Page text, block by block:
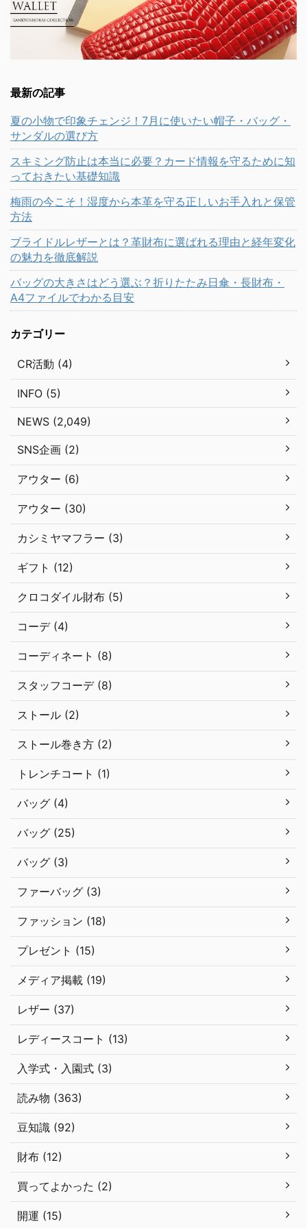
最新の記事
夏の小物で印象チェンジ！7月に使いたい帽子・バッグ・
サンダルの選び方
スキミング防止は本当に必要？カード情報を守るために知
っておきたい基礎知識
梅雨の今こそ！湿度から本革を守る正しいお手入れと保管
方法
ブライドルレザーとは？革財布に選ばれる理由と経年変化
の魅力を徹底解説
バッグの大きさはどう選ぶ？折りたたみ日傘・長財布・
A4ファイルでわかる目安
カテゴリー
CR活動 (4)
INFO (5)
NEWS (2,049)
SNS企画 (2)
アウター (6)
アウター (30)
カシミヤマフラー (3)
ギフト (12)
クロコダイル財布 (5)
コーデ (4)
コーディネート (8)
スタッフコーデ (8)
ストール (2)
ストール巻き方 (2)
トレンチコート (1)
バッグ (4)
バッグ (25)
バッグ (3)
ファーバッグ (3)
ファッション (18)
プレゼント (15)
メディア掲載 (19)
レザー (37)
レディースコート (13)
入学式・入園式 (3)
読み物 (363)
豆知識 (92)
財布 (12)
買ってよかった (2)
開運 (15)